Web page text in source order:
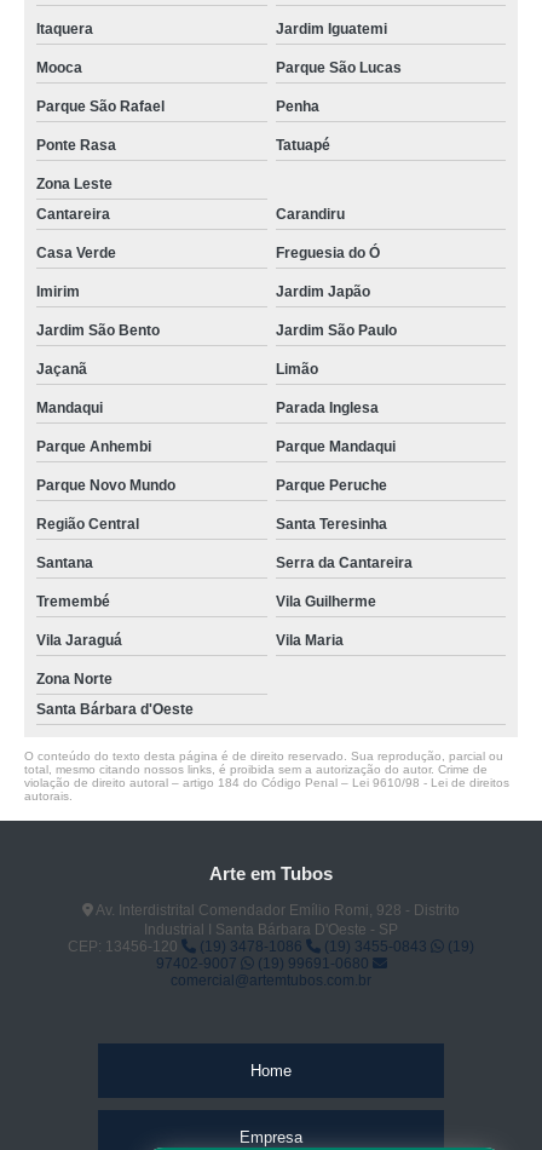
Itaquera Jardim Iguatemi
Mooca Parque São Lucas
Parque São Rafael Penha
Ponte Rasa Tatuapé
Zona Leste
Cantareira
Carandiru
Casa Verde Freguesia do Ó
Imirim Jardim Japão
Jardim São Bento Jardim São Paulo
Jaçanã Limão
Mandaqui Parada Inglesa
Parque Anhembi Parque Mandaqui
Parque Novo Mundo Parque Peruche
Região Central Santa Teresinha
Santana Serra da Cantareira
Tremembé Vila Guilherme
Vila Jaraguá Vila Maria
Zona Norte
Santa Bárbara d'Oeste
O conteúdo do texto desta página é de direito reservado. Sua reprodução, parcial ou
total, mesmo citando nossos links, é proibida sem a autorização do autor. Crime de
violação de direito autoral – artigo 184 do Código Penal – Lei 9610/98 - Lei de direitos
autorais
Arte em Tubos
Av. Interdistrital Comendador Emílio Romi, 928 - Distrito
Industrial I Santa Bárbara D'Oeste - SP
CEP: 13456-120
(19) 3478-1086 (19) 3455-0843
(19)
97402-9007
(19) 99691-0680
comercial@artemtubos.com.br
Home
Empresa